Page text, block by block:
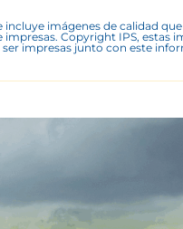
incluye imágenes de calidad
impresas. Copyright IPS, estas
impresas junto con este